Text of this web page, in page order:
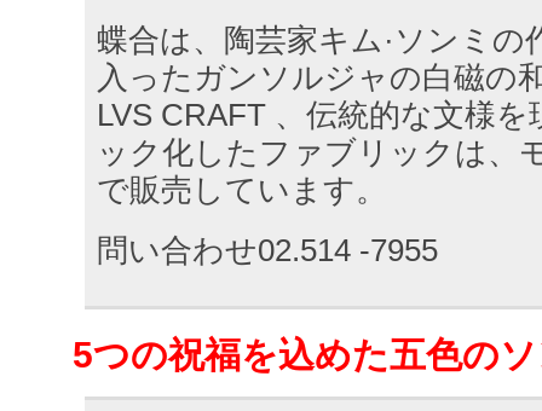
蝶合は、陶芸家キム·ソンミの
入ったガンソルジャの白磁の
LVS CRAFT 、伝統的な文様
ック化したファブリックは、
で販売しています。
問い合わせ02.514 -7955
5つの祝福を込めた五色の